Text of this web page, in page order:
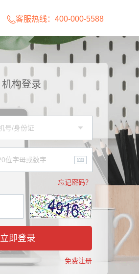
客服热线： 400-000-5588
机构登录
忘记密码？
立即登录
免费注册